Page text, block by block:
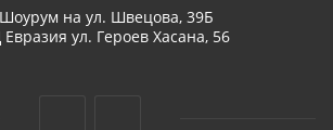
Шоурум на ул. Швецова, 39Б
ул. Героев Хасана, 56